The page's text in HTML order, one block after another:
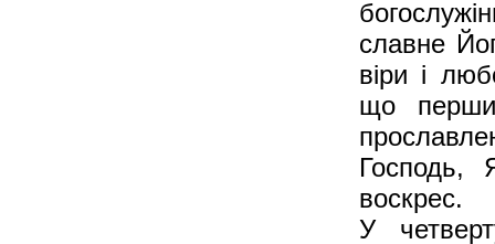
славне
віри і
що
Господь,
воскрес.
У